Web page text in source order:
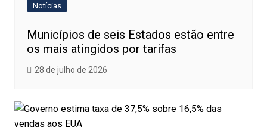
Notícias
Municípios de seis Estados estão entre
os mais atingidos por tarifas
28 de julho de 2026